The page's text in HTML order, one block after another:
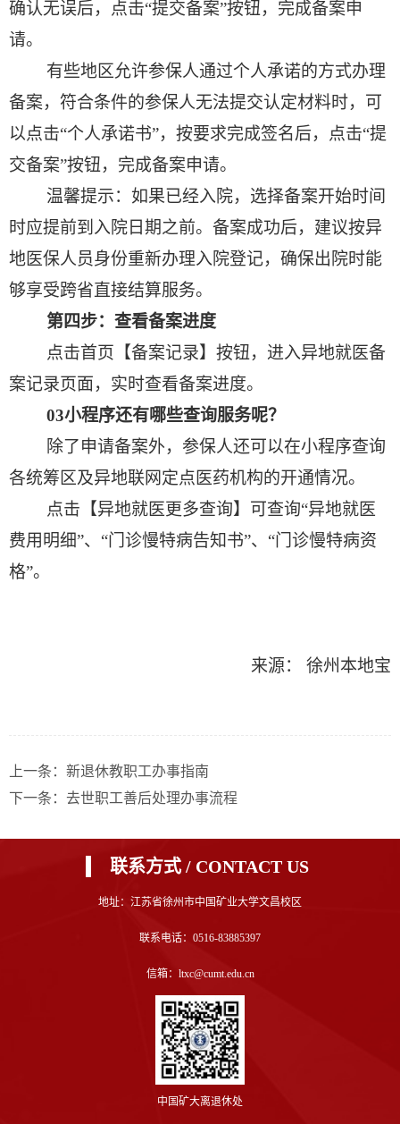
确认无误后，点击“提交备案”按钮，完成备案申
请。
有些地区允许参保人通过个人承诺的方式办理
备案，符合条件的参保人无法提交认定材料时，可
以点击“个人承诺书”，按要求完成签名后，点击“提
交备案”按钮，完成备案申请。
温馨提示：如果已经入院，选择备案开始时间
时应提前到入院日期之前。备案成功后，建议按异
地医保人员身份重新办理入院登记，确保出院时能
够享受跨省直接结算服务。
第四步：查看备案进度
点击首页【备案记录】按钮，进入异地就医备
案记录页面，实时查看备案进度。
03小程序还有哪些查询服务呢？
除了申请备案外，参保人还可以在小程序查询
各统筹区及异地联网定点医药机构的开通情况。
点击【异地就医更多查询】可查询“异地就医
费用明细”、“门诊慢特病告知书”、“门诊慢特病资
格”。
来源： 徐州本地宝
上一条：新退休教职工办事指南
下一条：去世职工善后处理办事流程
联系方式 / CONTACT US
地址：江苏省徐州市中国矿业大学文昌校区
联系电话：0516-83885397
信箱：ltxc@cumt.edu.cn
中国矿大离退休处